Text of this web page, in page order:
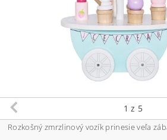
1 z 5
Rozkošný zmrzlinový vozík prinesie veľa